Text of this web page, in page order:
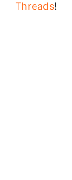
Threads!